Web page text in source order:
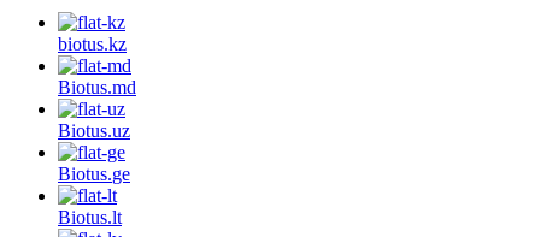
biotus.kz
Biotus.md
Biotus.uz
Biotus.ge
Biotus.lt